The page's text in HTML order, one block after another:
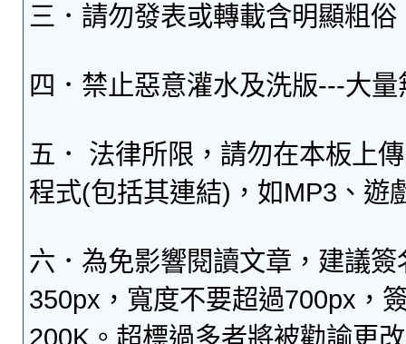
三．請勿發表或轉載含明顯粗
四．禁止惡意灌水及洗版---大
五． 法律所限，請勿在本板上
程式(包括其連結)，如MP3、遊
六．為免影響閱讀文章，建議
350px，寬度不要超過700px，
200K。超標過多者將被勸諭更